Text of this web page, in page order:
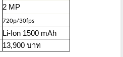
2 MP
720p/30fps
Li-Ion 1500 mAh
13,900 บาท